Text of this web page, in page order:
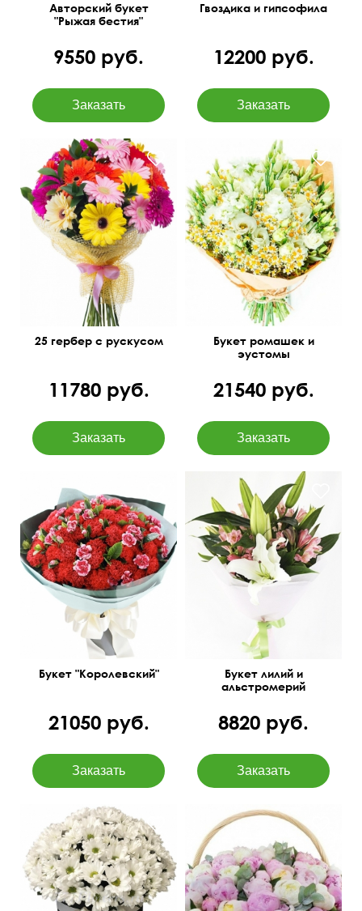
Авторский букет
"Рыжая бестия"
9550 руб.
Гвоздика и гипсофила
12200 руб.
50 см 40 см
25 гербер с рускусом
11780 руб.
Подарит яркое летнее
настроение!
Букет ромашек и
эустомы
21540 руб.
50 см 40 см
Букет "Королевский"
21050 руб.
Упаковка фетр
60 см
45 см
Букет лилий и
альстромерий
8820 руб.
35 см 35 см
С добавлением эвкалипта
Цинерия.